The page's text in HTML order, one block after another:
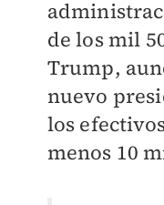
de los mil
Trump,
nuevo
los
menos 10